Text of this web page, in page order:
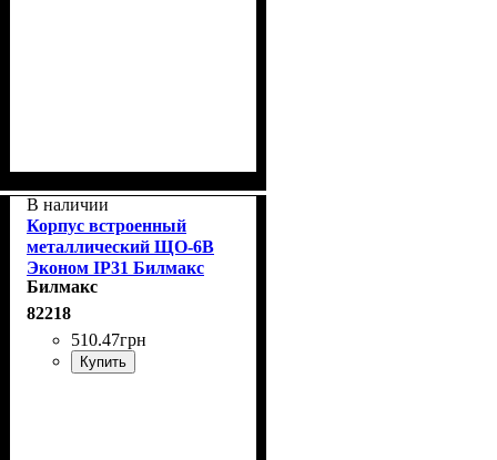
В наличии
Корпус встроенный
металлический ЩО-6В
Эконом IP31 Билмакс
Билмакс
82218
510.47грн
Купить